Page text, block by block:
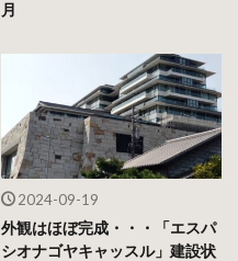
月
2024-09-19
外観はほぼ完成・・・「エスパ
シオナゴヤキャッスル」建設状